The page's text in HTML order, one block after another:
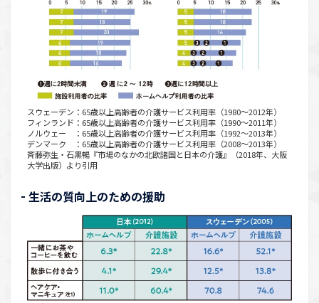
スウェーデン：65歳以上高齢者の介護サービス利用率（1980〜2012年）
フィンランド：65歳以上高齢者の介護サービス利用率（1990〜2011年）
ノルウェー ：65歳以上高齢者の介護サービス利用率（1992〜2013年）
デンマーク ：65歳以上高齢者の介護サービス利用率（2008〜2013年）
斉藤弥生・石黒暢『市場のなかの北欧諸国と日本の介護』（2018年、大阪
大学出版）より引用
生活の質向上のための援助